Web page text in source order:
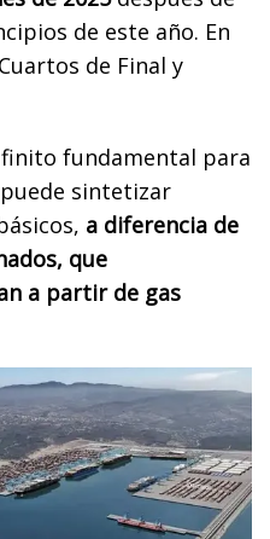
de este año. En
de Final y
fundamental para
sintetizar
a diferencia de
que
a partir de gas